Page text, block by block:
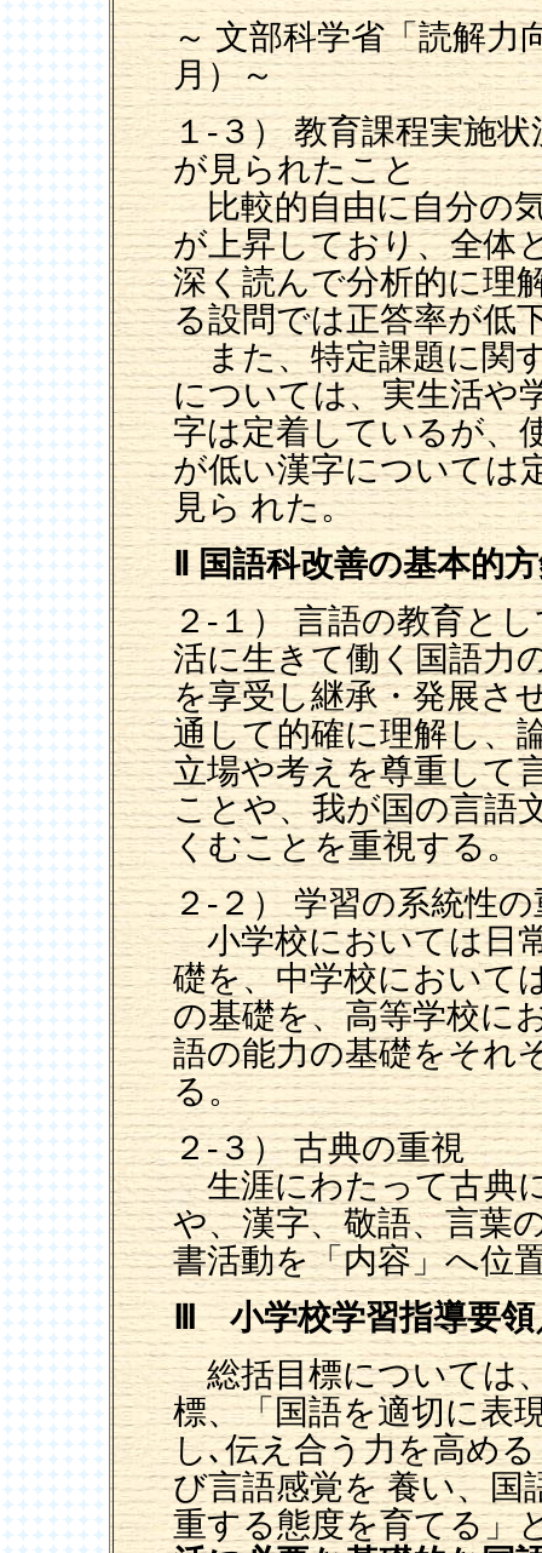
～ 文部科学省「読解力
月）～
１-３） 教育課程実施
が見られたこと
比較的自由に自分の
が上昇しており、全体
深く読んで分析的に理
る設問では正答率が低
また、特定課題に関
については、実生活や
字は定着しているが、
が低い漢字については
見ら れた。
Ⅱ 国語科改善の基本的
２-１） 言語の教育と
活に生きて働く国語力
を享受し継承・発展さ
通して的確に理解し、
立場や考えを尊重して
ことや、我が国の言語
くむことを重視する。
２-２） 学習の系統性
小学校においては日
礎を、中学校において
の基礎を、高等学校に
語の能力の基礎をそれ
る。
２-３） 古典の重視
生涯にわたって古典
や、漢字、敬語、言葉
書活動を「内容」へ位
Ⅲ 小学校学習指導要領
総括目標については
標、「国語を適切に表
し､伝え合う力を高め
び言語感覚を 養い、国
重する態度を育てる」